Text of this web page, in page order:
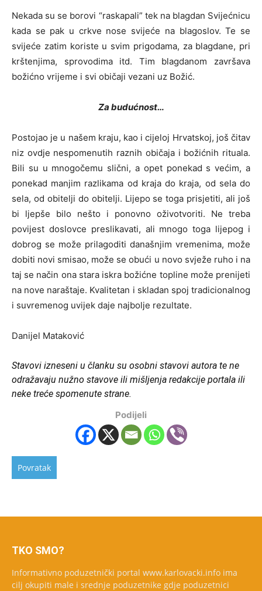
Nekada su se borovi “raskapali” tek na blagdan Svijećnicu
kada se pak u crkve nose svijeće na blagoslov. Te se
svijeće zatim koriste u svim prigodama, za blagdane, pri
krštenjima, sprovodima itd. Tim blagdanom završava
božićno vrijeme i svi običaji vezani uz Božić.
Za budućnost…
Postojao je u našem kraju, kao i cijeloj Hrvatskoj, još čitav
niz ovdje nespomenutih raznih običaja i božićnih rituala.
Bili su u mnogočemu slični, a opet ponekad s većim, a
ponekad manjim razlikama od kraja do kraja, od sela do
sela, od obitelji do obitelji. Lijepo se toga prisjetiti, ali još
bi ljepše bilo nešto i ponovno oživotvoriti. Ne treba
povijest doslovce preslikavati, ali mnogo toga lijepog i
dobrog se može prilagoditi današnjim vremenima, može
dobiti novi smisao, može se obući u novo svježe ruho i na
taj se način ona stara iskra božićne topline može prenijeti
na nove naraštaje. Kvalitetan i skladan spoj tradicionalnog
i suvremenog uvijek daje najbolje rezultate.
Danijel Mataković
Stavovi izneseni u članku su osobni stavovi autora te ne
odražavaju nužno stavove ili mišljenja redakcije portala ili
neke treće spomenute strane.
Podijeli
TKO SMO?
Informativno poduzetnički portal www.karlovacki.info ima
cilj okupiti male i srednje poduzetnike gdje poduzetnici